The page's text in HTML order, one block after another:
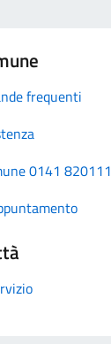
frequenti
0141 820111